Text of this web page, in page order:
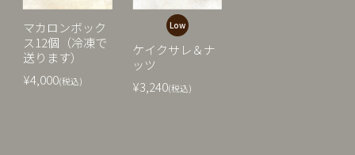
マカロンボック
ス12個（冷凍で
送ります）
¥4,000(税込)
Low
ケイクサレ＆ナ
ッツ
¥3,240(税込)